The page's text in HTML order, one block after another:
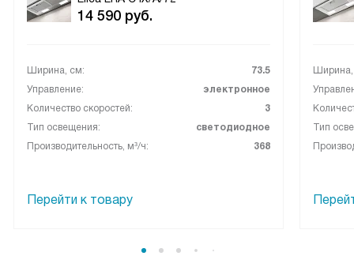
14 590 руб.
Ширина, см:
73.5
Управление:
электронное
Количество скоростей:
3
Тип освещения:
светодиодное
Производительность, м³/ч:
368
Перейти к товару
Тип